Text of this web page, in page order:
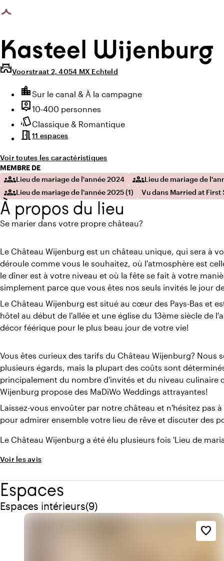
chargée
photo_library
Kasteel Wijenburg
castleVoorstraat 2, 4054 MX Echteld
Points forts
location_city Environnement
Sur le canal & À la campagne
person_pinCapacité
10-400 personnes
styleAmbiance
Classique & Romantique
meeting_room11 espaces
Voir toutes les caractéristiques
MEMBRE DE
groupsLieu de mariage de l'année 2024 groupsLieu de mariage de
groupsLieu de mariage de l'année 2025 (1) Vu dans Married at First
À propos du lieu
Se marier dans votre propre château?
Le Château Wijenburg est un château unique, qui sera à
déroule comme vous le souhaitez, où l'atmosphère est
le dîner est à votre niveau et où la fête se fait à votre
simplement parce que vous êtes nos seuls invités le jour
Le Château Wijenburg est situé au cœur des Pays-Bas et
hôtel au début de l'allée et une église du 13ème siècle de
décor féérique pour le plus beau jour de votre vie!
Vous êtes curieux des tarifs du Château Wijenburg? Nous
plusieurs égards, mais la plupart des coûts sont
principalement du nombre d'invités et du niveau culinaire
Wijenburg propose des MaDiWo Weddings attrayantes!
Laissez-vous envoûter par notre château et n'hésitez pas
pour admirer ensemble votre lieu de rêve et discuter des
Le Château Wijenburg a été élu plusieurs fois 'Lieu de
Voir les avis
Espaces
Espaces intérieurs
Quantité de espaces intérieurs : 9
(9)
favorite_border